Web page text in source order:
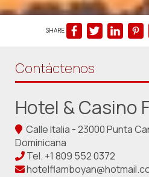
SHARE
Contáctenos
Hotel & Casino
Calle Italia - 23000 Punta
Dominicana
Tel. +1 809 552 0372